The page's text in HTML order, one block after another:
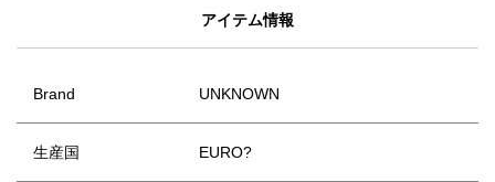
アイテム情報
Brand UNKNOWN
生産国 EURO?